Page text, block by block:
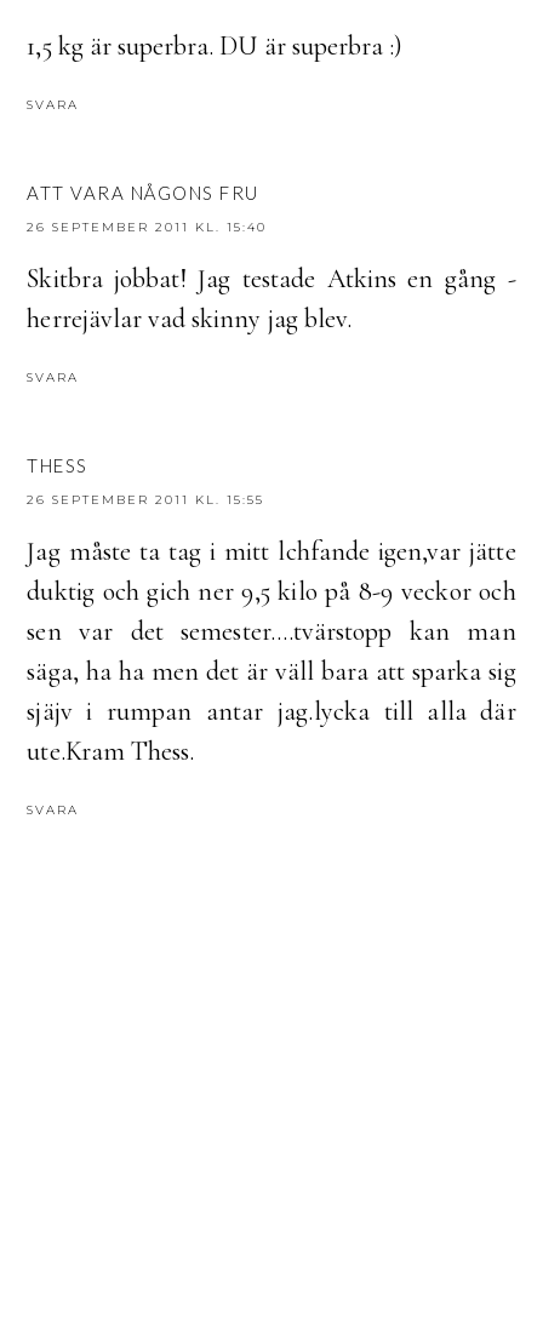
1,5 kg är superbra. DU är superbra :)
SVARA
ATT VARA NÅGONS FRU
26 SEPTEMBER 2011 KL. 15:40
Skitbra jobbat! Jag testade Atkins en gång -
herrejävlar vad skinny jag blev.
SVARA
THESS
26 SEPTEMBER 2011 KL. 15:55
Jag måste ta tag i mitt lchfande igen,var jätte
duktig och gich ner 9,5 kilo på 8-9 veckor och
sen var det semester....tvärstopp kan man
säga, ha ha men det är väll bara att sparka sig
sjäjv i rumpan antar jag.lycka till alla där
ute.Kram Thess.
SVARA